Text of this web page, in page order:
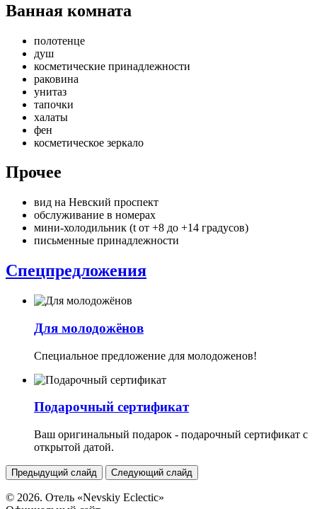
Ванная комната
полотенце
душ
косметические принадлежности
раковина
унитаз
тапочки
халаты
фен
косметическое зеркало
Прочее
вид на Невский проспект
обслуживание в номерах
мини-холодильник (t от +8 до +14 градусов)
письменные принадлежности
Спецпредложения
Для молодожёнов
Специальное предложение для молодоженов!
Подарочный сертификат
Ваш оригинальный подарок - подарочный сертификат с
открытой датой.
Предыдущий слайд Следующий слайд
© 2026. Отель «Nevskiy Eclectic»